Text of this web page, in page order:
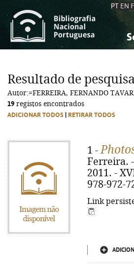
PT EN
Resultado de pesquisa
Autor:=FERREIRA, FERNANDO
19 registos encontrados
ADICIONAR TODOS RETIRAR TODOS
1 -
Ferreira.
2011. -
978-972-
Link